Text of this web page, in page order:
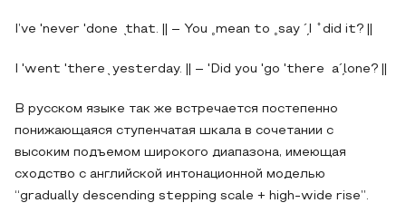
I’ve 'never 'done ̖that. || – You ˳mean to ˳say ´̗I did it? ||
I 'went 'there ̖ yesterday. || – 'Did you 'go 'there a´̗lone? ||
В русском языке так же встречается постепенно
понижающаяся ступенчатая шкала в сочетании с
высоким подъемом широкого диапазона, имеющая
сходство с английской интонационной моделью
“gradually descending stepping scale + high-wide rise”.